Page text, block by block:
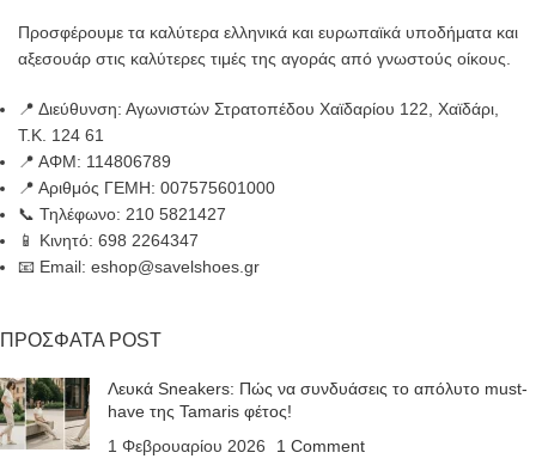
Προσφέρουμε τα καλύτερα ελληνικά και ευρωπαϊκά υποδήματα και
αξεσουάρ στις καλύτερες τιμές της αγοράς από γνωστούς οίκους.
📍 Διεύθυνση: Αγωνιστών Στρατοπέδου Χαϊδαρίου 122, Χαϊδάρι,
Τ.Κ. 124 61
📍 ΑΦΜ: 114806789
📍 Αριθμός ΓΕΜΗ: 007575601000
📞 Τηλέφωνο: 210 5821427
📱 Κινητό: 698 2264347
📧 Email: eshop@savelshoes.gr
ΠΡΟΣΦΑΤΑ POST
Λευκά Sneakers: Πώς να συνδυάσεις το απόλυτο must-
have της Tamaris φέτος!
1 Φεβρουαρίου 2026
1 Comment